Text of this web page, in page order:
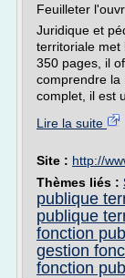
Feuilleter
Juridique et
territoriale met
350 pages, il
comprendre la
complet, il est
Lire la suite
Site : http://
Thèmes liés :
publique
publique
fonction
gestion
fonction